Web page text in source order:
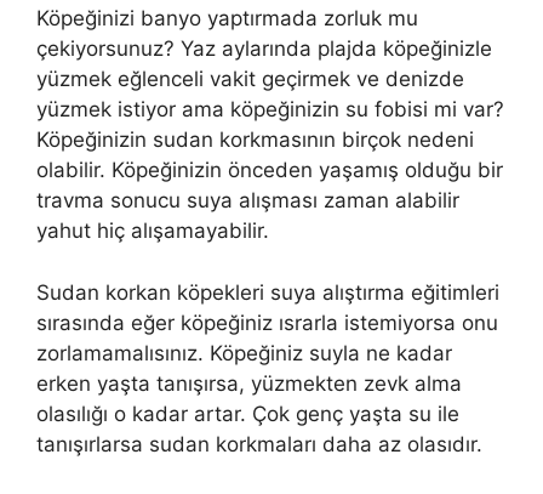
Köpeğinizi banyo yaptırmada zorluk mu
çekiyorsunuz? Yaz aylarında plajda köpeğinizle
yüzmek eğlenceli vakit geçirmek ve denizde
yüzmek istiyor ama köpeğinizin su fobisi mi var?
Köpeğinizin sudan korkmasının birçok nedeni
olabilir. Köpeğinizin önceden yaşamış olduğu bir
travma sonucu suya alışması zaman alabilir
yahut hiç alışamayabilir.
Sudan korkan köpekleri suya alıştırma eğitimleri
sırasında eğer köpeğiniz ısrarla istemiyorsa onu
zorlamamalısınız. Köpeğiniz suyla ne kadar
erken yaşta tanışırsa, yüzmekten zevk alma
olasılığı o kadar artar. Çok genç yaşta su ile
tanışırlarsa sudan korkmaları daha az olasıdır.